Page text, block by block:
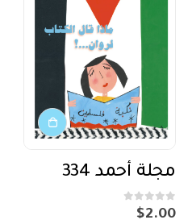
مجلة أحمد 334
0
out of 5
$2.00